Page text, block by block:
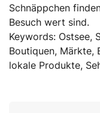
Schnäppchen
Besuch wert sind.
Keywords: Ostsee,
Boutiquen, Märkte,
lokale Produkte,